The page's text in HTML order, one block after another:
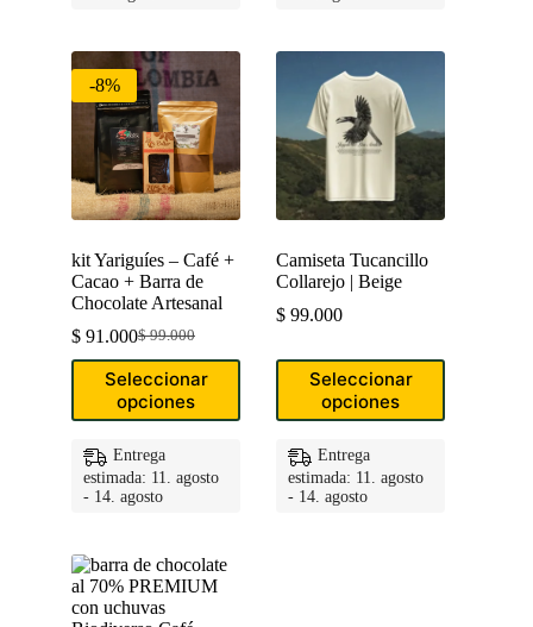
elegir
la
página
producto
-8%
kit Yariguíes – Café +
Cacao + Barra de
Chocolate Artesanal
$99.000
Original
price
was:
$ 99.000.
$ 91.000Current
price
is:
$ 91.000.
Seleccionar
opciones
Este
producto
variantes.
Las
opciones
elegir
en
la
Entrega
estimada: 11. agosto
- 14. agosto
Camiseta Tucancillo
Collarejo | Beige
$ 99.000
Seleccionar
opciones
Este
producto
variantes.
Las
opciones
Entrega
estimada: 11. agosto
- 14. agosto